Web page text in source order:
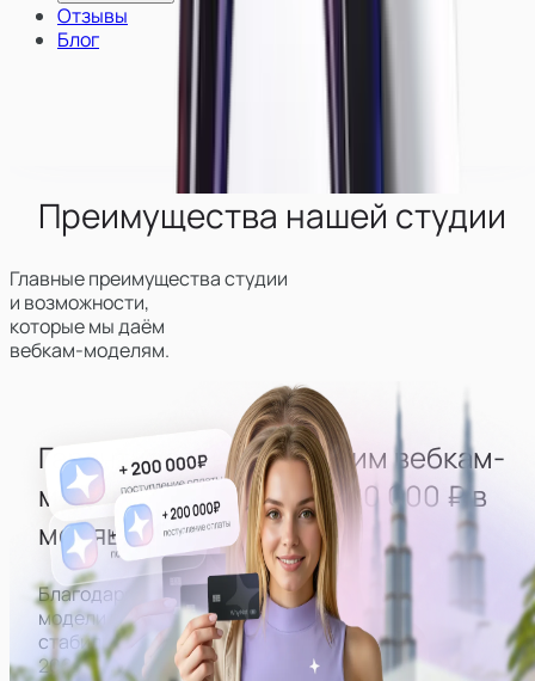
Отзывы
Блог
Преимущества нашей студии
Главные преимущества студии
и возможности,
которые мы даём
вебкам-моделям.
Гарантированно выводим вебкам-
моделейна доходот 200 000 ₽ в
месяц
Благодаря правильно выстроенной работе все
модели нашей студии могут рассчитывать на
стабильный доход от
200 000 ₽ в месяц на руки.